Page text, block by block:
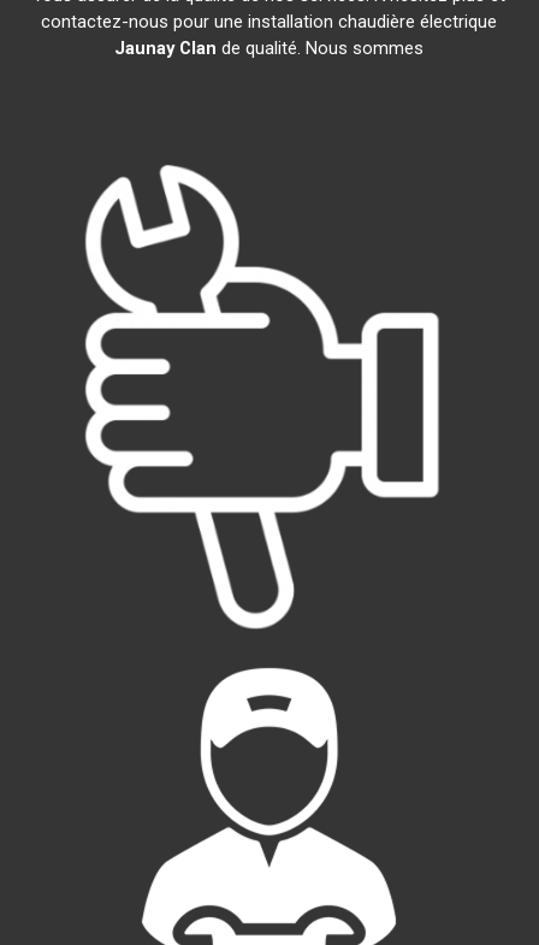
contactez-nous pour une installation chaudière électrique
Jaunay Clan de qualité. Nous sommes